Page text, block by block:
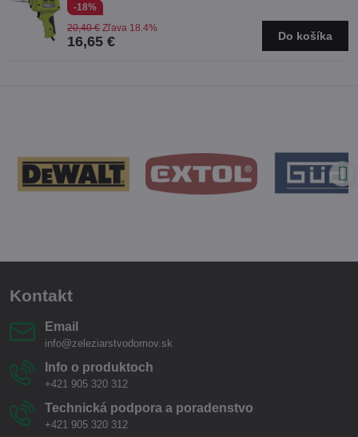
-18%
16,65 €
20,40 € Zľava 18.4%
Do košíka
Kontakt
Email
info@zeleziarstvodomov.sk
Info o produktoch
+421 905 320 312
Technická podpora a poradenstvo
+421 905 320 312